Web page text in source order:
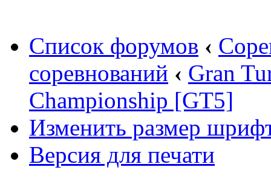
Список форумов ‹
соревнований ‹ Gran
Championship [GT5]
Изменить размер
Версия для печати